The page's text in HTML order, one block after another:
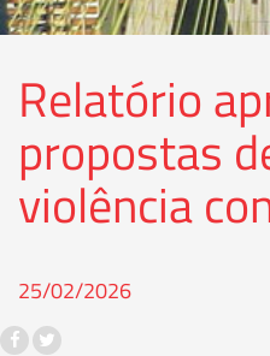
Relatório
propostas
violência
25/02/2026